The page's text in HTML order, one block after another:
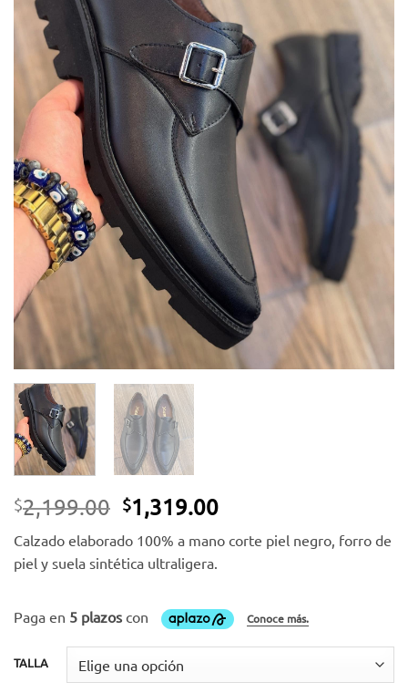
$2,199.00 El
precio
original
era:
$1,319.00El
actual
Calzado elaborado 100% a mano corte piel negro, forro de
piel y suela sintética ultraligera.
TALLA